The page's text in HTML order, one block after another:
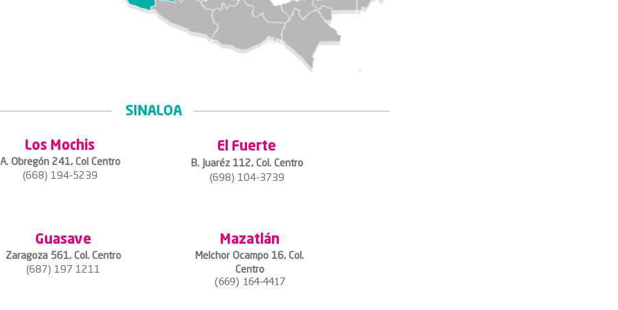
SINALOA
Los Mochis
A. Obregón 241, Col Centro
(668) 194-5239
El Fuerte
B. Juaréz 112, Col. Centro
(698) 104-3739
Guasave
Zaragoza 561, Col. Centro
(687) 197 1211
Mazatlán
Melchor Ocampo 16, Col.
Centro
(669) 164-4417